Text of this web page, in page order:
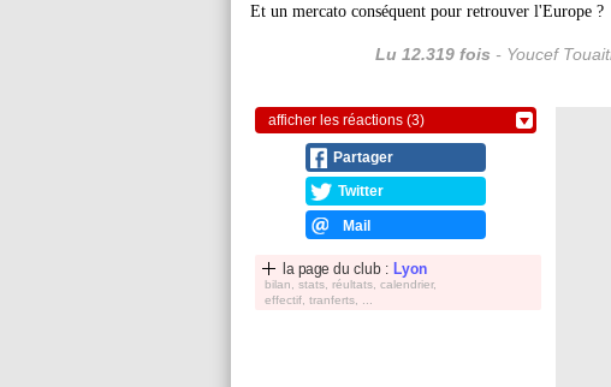
Et un mercato conséquent pour retrouver l'Europe ?
Lu 12.319 fois - Youcef
afficher les réactions (3)
Partager
Twitter
Mail
la page du club : Lyon
bilan, stats, réultats, calendrier,
effectif, tranferts, ...